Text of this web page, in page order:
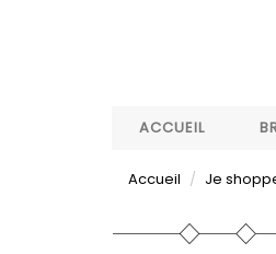
ACCUEIL
Accueil Je